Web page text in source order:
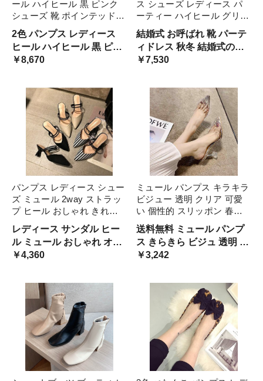
ール ハイヒール 黒 ピンク
シューズ 靴 ポインテッドト
ゥ ピンヒール チェック ツ
イード きれいめ フォーマル
清楚 華やか 大人可愛い 脚
長 美脚 オシャレ シック
2色 パンプス レディース
ヒール ハイヒール 黒 ピン
ク シューズ 靴 ポインテッ
￥8,670
ス シューズ レディース パ
ーティー ハイヒール グリッ
ター ブラック ゴールド シ
ルバー 7cmヒール 9cmヒー
ル 華やか セレブ 10代 20代
エレガント
結婚式 お呼ばれ 靴 パーテ
ィドレス 秋冬 結婚式のお
呼ばれ
￥7,530
パンプス レディース シュー
ズ ミュール 2way ストラッ
プ ヒール おしゃれ きれい
め サンダル ポインテッドト
ゥ エレガント 7B 個性的 か
っこいい オシャレ ミドルヒ
ール
レディース サンダル ヒー
ル ミュール おしゃれ オフ
ィス シューズ 靴
￥4,360
ミュール パンプス キラキラ
ビジュー 透明 クリア 可愛
い 個性的 スリッポン 春夏
シューズ レディース 透け感
クリスタル ラインストーン
きれいめ ピンヒール ヌーデ
ィー ス ポインテッドトゥ
送料無料 ミュール パンプ
ス きらきら ビジュ 透明 ク
リアカラー かわいい 個性
ク 選べる 7 9 ヒール ハイ
ヒール ミドルヒール
￥3,242